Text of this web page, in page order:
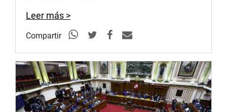
Leer más >
Compartir